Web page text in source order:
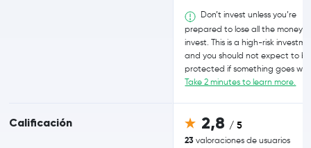
Calificación
Don’t invest unless you’re
prepared to lose all the money
invest. This is a high-risk
and you should not expect to
protected if something goes
Take 2 minutes to learn more.
2,8 / 5
23 valoraciones de usuarios